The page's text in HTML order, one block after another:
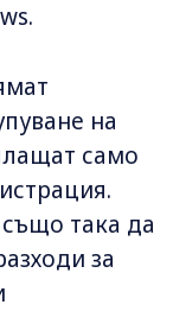
на
само
така да
за